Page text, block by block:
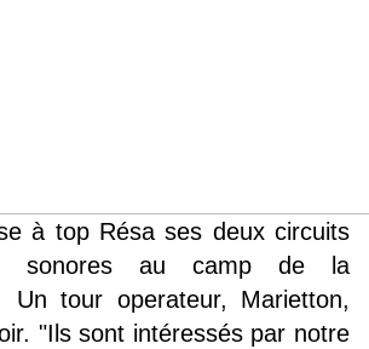
à top Résa ses deux circuits
sonores au camp de la
Un tour operateur, Marietton,
"Ils sont intéressés par notre